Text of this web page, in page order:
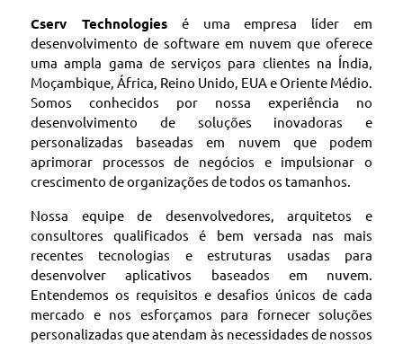
Cserv Technologiesé uma empresa líder em
desenvolvimento de software em nuvem que oferece
uma ampla gama de serviços para clientes na Índia,
Moçambique, África, Reino Unido, EUA e Oriente Médio.
Somos conhecidos por nossa experiência no
desenvolvimento de soluções inovadoras e
personalizadas baseadas em nuvem que podem
aprimorar processos de negócios e impulsionar o
crescimento de organizações de todos os tamanhos.
Nossa equipe de desenvolvedores, arquitetos e
consultores qualificados é bem versada nas mais
recentes tecnologias e estruturas usadas para
desenvolver aplicativos baseados em nuvem.
Entendemos os requisitos e desafios únicos de cada
mercado e nos esforçamos para fornecer soluções
personalizadas que atendam às necessidades de nossos